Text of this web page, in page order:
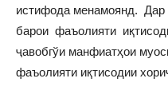
истифода менамоянд.
барои фаъолияти
ҷавобгўи манфиатҳои
фаъолияти иқтисодии